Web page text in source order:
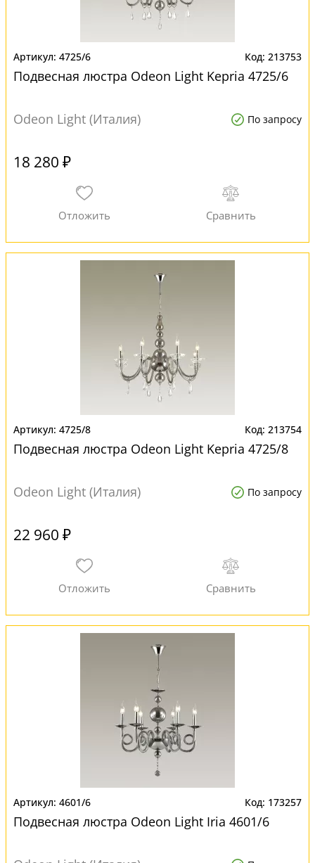
4725/6 213753
Подвесная люстра Odeon Light Kepria 4725/6
Odeon Light (Италия) По запросу
18 280 ₽
4725/8 213754
Подвесная люстра Odeon Light Kepria 4725/8
Odeon Light (Италия) По запросу
22 960 ₽
4601/6 173257
Подвесная люстра Odeon Light Iria 4601/6